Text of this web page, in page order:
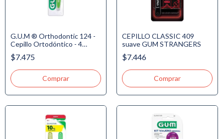
G.U.M ® Orthodontic 124 -
Cepillo Ortodóntico - 4
Hileras - c/Tapa
$7.475
CEPILLO CLASSIC 409
suave GUM STRANGERS
$7.446